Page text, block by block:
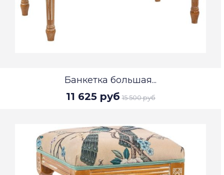
Банкетка большая...
11 625 руб 15 500 руб